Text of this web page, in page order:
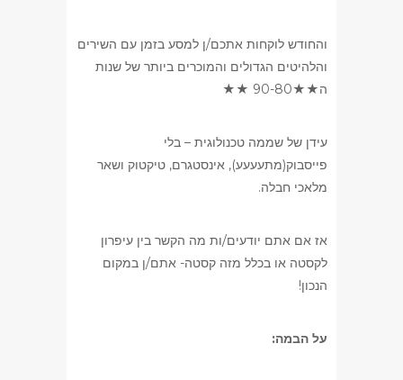
והחודש לוקחות אתכם/ן למסע בזמן עם השירים
והלהיטים הגדולים והמוכרים ביותר של שנות
ה★★90-80 ★★
עידן של שממה טכנולוגית – בלי
פייסבוק(מתעעעע), אינסטגרם, טיקטוק ושאר
מלאכי חבלה.
אז אם אתם יודעים/ות מה הקשר בין עיפרון
לקסטה או בכלל מזה קסטה- אתם/ן במקום
הנכון!
על הבמה: